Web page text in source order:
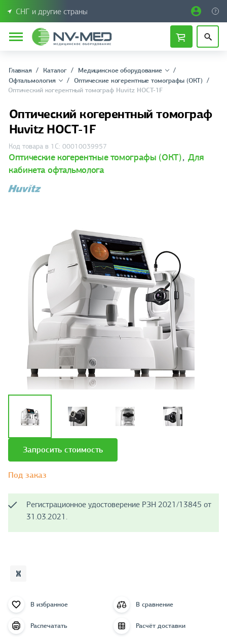
СНГ и другие страны
Главная Каталог
Медицинское оборудование
Офтальмология
Оптические когерентные томографы (ОКТ)
Оптический когерентный томограф Huvitz HOCT-1F
Оптический когерентный томограф
Huvitz HOCT-1F
Код товара в 1С: 00010039957
Оптические когерентные томографы (ОКТ), Для
кабинета офтальмолога
Запросить стоимость
Под заказ
Регистрационное удостоверение РЗН 2021/13845 от
31.03.2021.
В избранное В сравнение
Распечатать Расчёт доставки